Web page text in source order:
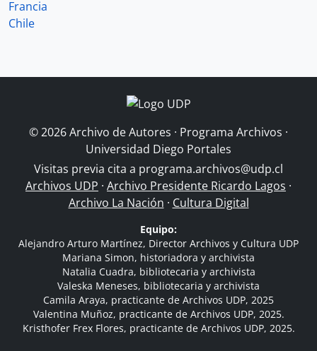
Francia
Chile
© 2026 Archivo de Autores · Programa Archivos ·
Universidad Diego Portales
Visitas previa cita a programa.archivos@udp.cl
Archivos UDP · Archivo Presidente Ricardo Lagos ·
Archivo La Nación · Cultura Digital
Equipo:
Alejandro Arturo Martínez, Director Archivos y Cultura UDP
Mariana Simon, historiadora y archivista
Natalia Cuadra, bibliotecaria y archivista
Valeska Meneses, bibliotecaria y archivista
Camila Araya, practicante de Archivos UDP, 2025
Valentina Muñoz, practicante de Archivos UDP, 2025.
Kristhofer Frex Flores, practicante de Archivos UDP, 2025.